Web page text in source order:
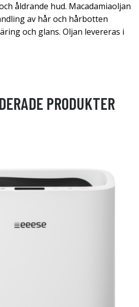
åldrande hud. Macadamiaoljan
av hår och hårbotten
och glans. Oljan levereras i
PRODUKTER